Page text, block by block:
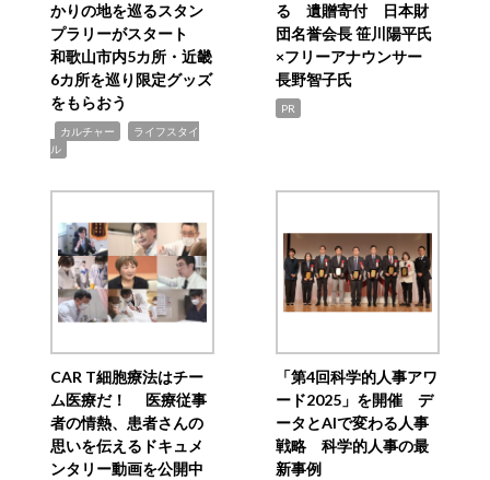
かりの地を巡るスタン
プラリーがスタート
和歌山市内5カ所・近畿
6カ所を巡り限定グッズ
をもらおう
カルチャー
ライフスタイ
ル
る 遺贈寄付 日本財
団名誉会長 笹川陽平氏
×フリーアナウンサー
長野智子氏
PR
CAR T細胞療法はチー
ム医療だ！ 医療従事
者の情熱、患者さんの
思いを伝えるドキュメ
ンタリー動画を公開中
「第4回科学的人事アワ
ード2025」を開催 デ
ータとAIで変わる人事
戦略 科学的人事の最
新事例